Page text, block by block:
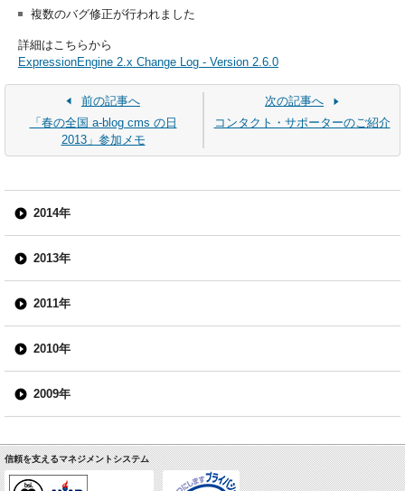
複数のバグ修正が行われました
詳細はこちらから
ExpressionEngine 2.x Change Log - Version 2.6.0
前の記事へ
「春の全国 a-blog cms の日
2013」参加メモ
次の記事へ
コンタクト・サポーターのご紹介
2014年
2013年
2011年
2010年
2009年
信頼を支えるマネジメントシステム